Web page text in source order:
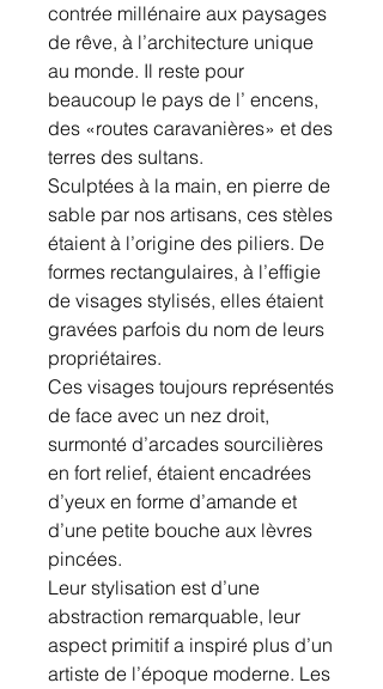
contrée millénaire aux paysages
de rêve, à l’architecture unique
au monde. Il reste pour
beaucoup le pays de l’ encens,
des «routes caravanières» et des
terres des sultans.
Sculptées à la main, en pierre de
sable par nos artisans, ces stèles
étaient à l’origine des piliers. De
formes rectangulaires, à l’effigie
de visages stylisés, elles étaient
gravées parfois du nom de leurs
propriétaires.
Ces visages toujours représentés
de face avec un nez droit,
surmonté d’arcades sourcilières
en fort relief, étaient encadrées
d’yeux en forme d’amande et
d’une petite bouche aux lèvres
pincées.
Leur stylisation est d’une
abstraction remarquable, leur
aspect primitif a inspiré plus d’un
artiste de l’époque moderne. Les